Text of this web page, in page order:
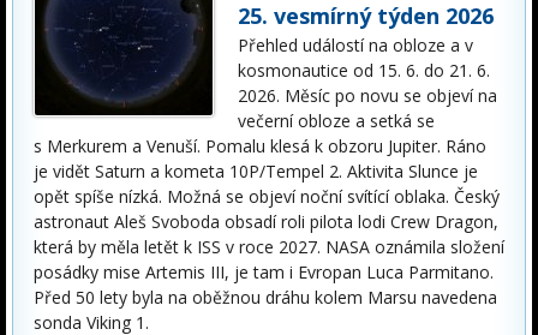
25. vesmírný týden 2026
Přehled událostí na obloze a v
kosmonautice od 15. 6. do 21. 6.
2026. Měsíc po novu se objeví na
večerní obloze a setká se
s Merkurem a Venuší. Pomalu klesá k obzoru Jupiter. Ráno
je vidět Saturn a kometa 10P/Tempel 2. Aktivita Slunce je
opět spíše nízká. Možná se objeví noční svítící oblaka. Český
astronaut Aleš Svoboda obsadí roli pilota lodi Crew Dragon,
která by měla letět k ISS v roce 2027. NASA oznámila složení
posádky mise Artemis III, je tam i Evropan Luca Parmitano.
Před 50 lety byla na oběžnou dráhu kolem Marsu navedena
sonda Viking 1.